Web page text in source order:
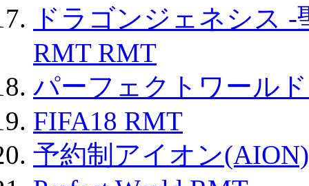
ドラゴンジェネシス
RMT RMT
パーフェクトワール
FIFA18 RMT
予約制アイオン